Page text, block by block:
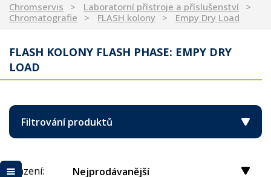
Chromservis
Laboratorní přístroje a příslušenství
Chromatografie
FLASH kolony Empy Dry Load
FLASH KOLONY FLASH PHASE: EMPY DRY
LOAD
Filtrování produktů
Řazení: Nejprodávanější